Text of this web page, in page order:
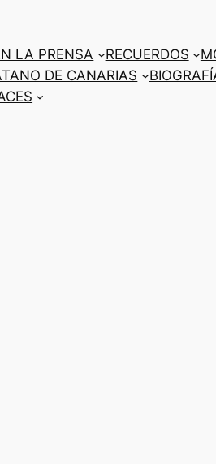
LA PRENSA RECUERDOS
DE CANARIAS